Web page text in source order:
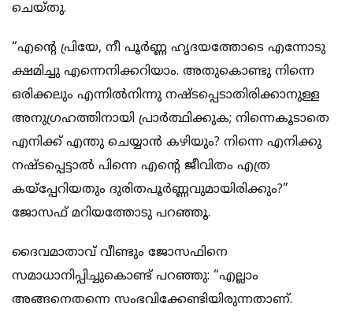
ചെയ്തു.
“എന്റെ പ്രിയേ, നീ പൂർണ്ണ ഹൃദയത്തോടെ എന്നോടു
ക്ഷമിച്ചു എന്നെനിക്കറിയാം. അതുകൊണ്ടു നിന്നെ
ഒരിക്കലും എന്നിൽനിന്നു നഷ്ടപ്പെടാതിരിക്കാനുള്ള
അനുഗ്രഹത്തിനായി പ്രാർത്ഥിക്കുക; നിന്നെകൂടാതെ
എനിക്ക് എന്തു ചെയ്യാൻ കഴിയും? നിന്നെ എനിക്കു
നഷ്ടപ്പെട്ടാൽ പിന്നെ എന്റെ ജീവിതം എത്ര
കയ്പ്പേറിയതും ദുരിതപൂർണ്ണവുമായിരിക്കും?”
ജോസഫ് മറിയത്തോടു പറഞ്ഞൂ.
ദൈവമാതാവ് വീണ്ടും ജോസഫിനെ
സമാധാനിപ്പിച്ചുകൊണ്ട് പറഞ്ഞു: “എല്ലാം
അങ്ങനെതന്നെ സംഭവിക്കേണ്ടിയിരുന്നതാണ്.